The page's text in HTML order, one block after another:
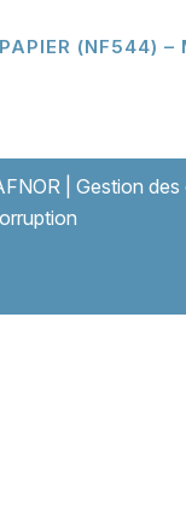
(NF544) –
| Gestion